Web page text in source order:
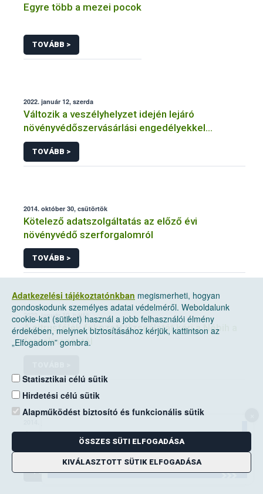
Egyre több a mezei pocok
TOVÁBB >
2022. január 12, szerda
Változik a veszélyhelyzet idején lejáró
növényvédőszervásárlási engedélyekkel
kapcsolatos szabályozás
TOVÁBB >
2014. október 30, csütörtök
Kötelező adatszolgáltatás az előző évi
növényvédő szerforgalomról
TOVÁBB >
2022. január 10, hétfő
A citrusfélék fokozott vizsgálatát kéri a Nébih a
forgalmazóktól
A mezei pocok elleni védekezési kötelezettség
a földhasználók kiemelt feladata
TOVÁBB >
Adatkezelési tájékoztatónkban megismerheti, hogyan
gondoskodunk személyes adatai védelméről. Weboldalunk
cookie-kat (sütiket) használ a jobb felhasználói élmény
érdekében, melynek biztosításához kérjük, kattintson az
„Elfogadom” gombra.
Statisztikai célú sütik
Hirdetési célú sütik
Alapműködést biztosító és funkcionális sütik
ÖSSZES SÜTI ELFOGADÁSA
KIVÁLASZTOTT SÜTIK ELFOGADÁSA